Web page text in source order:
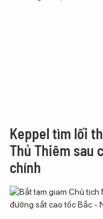
Keppel tìm lối
Thủ Thiêm sau
chính